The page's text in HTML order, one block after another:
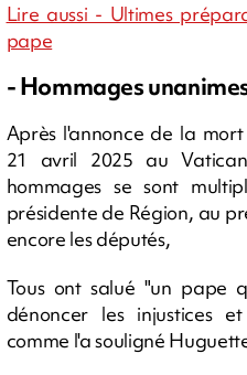
Lire aussi - Ultimes
pape
- Hommages
Après l'annonce de la
21 avril 2025 au
hommages se sont
présidente de Région, au
encore les députés,
Tous ont salué "un pape
dénoncer les injustices
comme l'a souligné